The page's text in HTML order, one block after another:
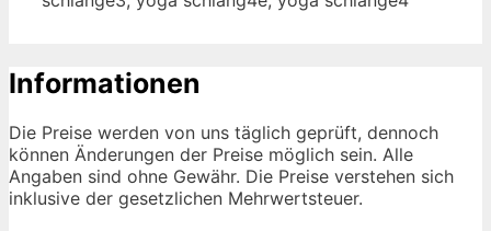
Informationen
Die Preise werden von uns täglich geprüft, dennoch
können Änderungen der Preise möglich sein. Alle
Angaben sind ohne Gewähr. Die Preise verstehen sich
inklusive der gesetzlichen Mehrwertsteuer.